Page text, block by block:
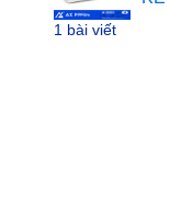
1 bài viết